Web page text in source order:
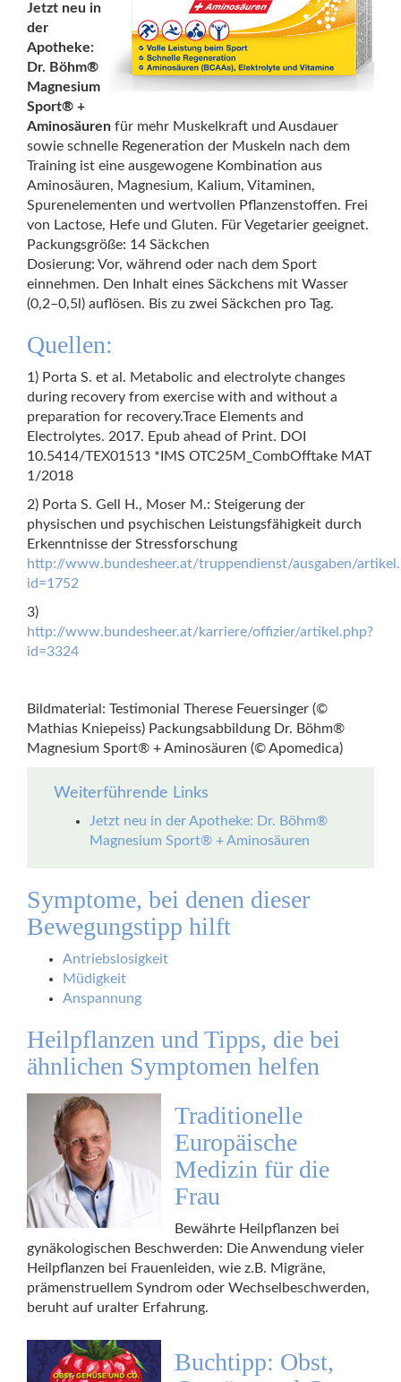
Jetzt neu in
der
Apotheke:
Dr. Böhm®
Magnesium
Sport® +
Aminosäuren für mehr Muskelkraft und Ausdauer
sowie schnelle Regeneration der Muskeln nach dem
Training ist eine ausgewogene Kombination aus
Aminosäuren, Magnesium, Kalium, Vitaminen,
Spurenelementen und wertvollen Pflanzenstoffen. Frei
von Lactose, Hefe und Gluten. Für Vegetarier geeignet.
Packungsgröße: 14 Säckchen
Dosierung: Vor, während oder nach dem Sport
einnehmen. Den Inhalt eines Säckchens mit Wasser
(0,2–0,5l) auflösen. Bis zu zwei Säckchen pro Tag.
Quellen:
1) Porta S. et al. Metabolic and electrolyte changes
during recovery from exercise with and without a
preparation for recovery.Trace Elements and
Electrolytes. 2017. Epub ahead of Print. DOI
10.5414/TEX01513 *IMS OTC25M_CombOfftake MAT
1/2018
2) Porta S. Gell H., Moser M.: Steigerung der
physischen und psychischen Leistungsfähigkeit durch
Erkenntnisse der Stressforschung
http://www.bundesheer.at/truppendienst/ausgaben/
id=1752
3)
http://www.bundesheer.at/karriere/offizier/artikel.php?
id=3324
Bildmaterial: Testimonial Therese Feuersinger (©
Mathias Kniepeiss) Packungsabbildung Dr. Böhm®
Magnesium Sport® + Aminosäuren (© Apomedica)
Weiterführende Links
Jetzt neu in der Apotheke: Dr. Böhm®
Magnesium Sport® + Aminosäuren
Symptome, bei denen dieser
Bewegungstipp hilft
Antriebslosigkeit
Müdigkeit
Anspannung
Heilpflanzen und Tipps, die bei
ähnlichen Symptomen helfen
Traditionelle
Europäische
Medizin für die
Frau
Bewährte Heilpflanzen bei
gynäkologischen Beschwerden: Die Anwendung vieler
Heilpflanzen bei Frauenleiden, wie z.B. Migräne,
prämenstruellem Syndrom oder Wechselbeschwerden,
beruht auf uralter Erfahrung.
Buchtipp: Obst,